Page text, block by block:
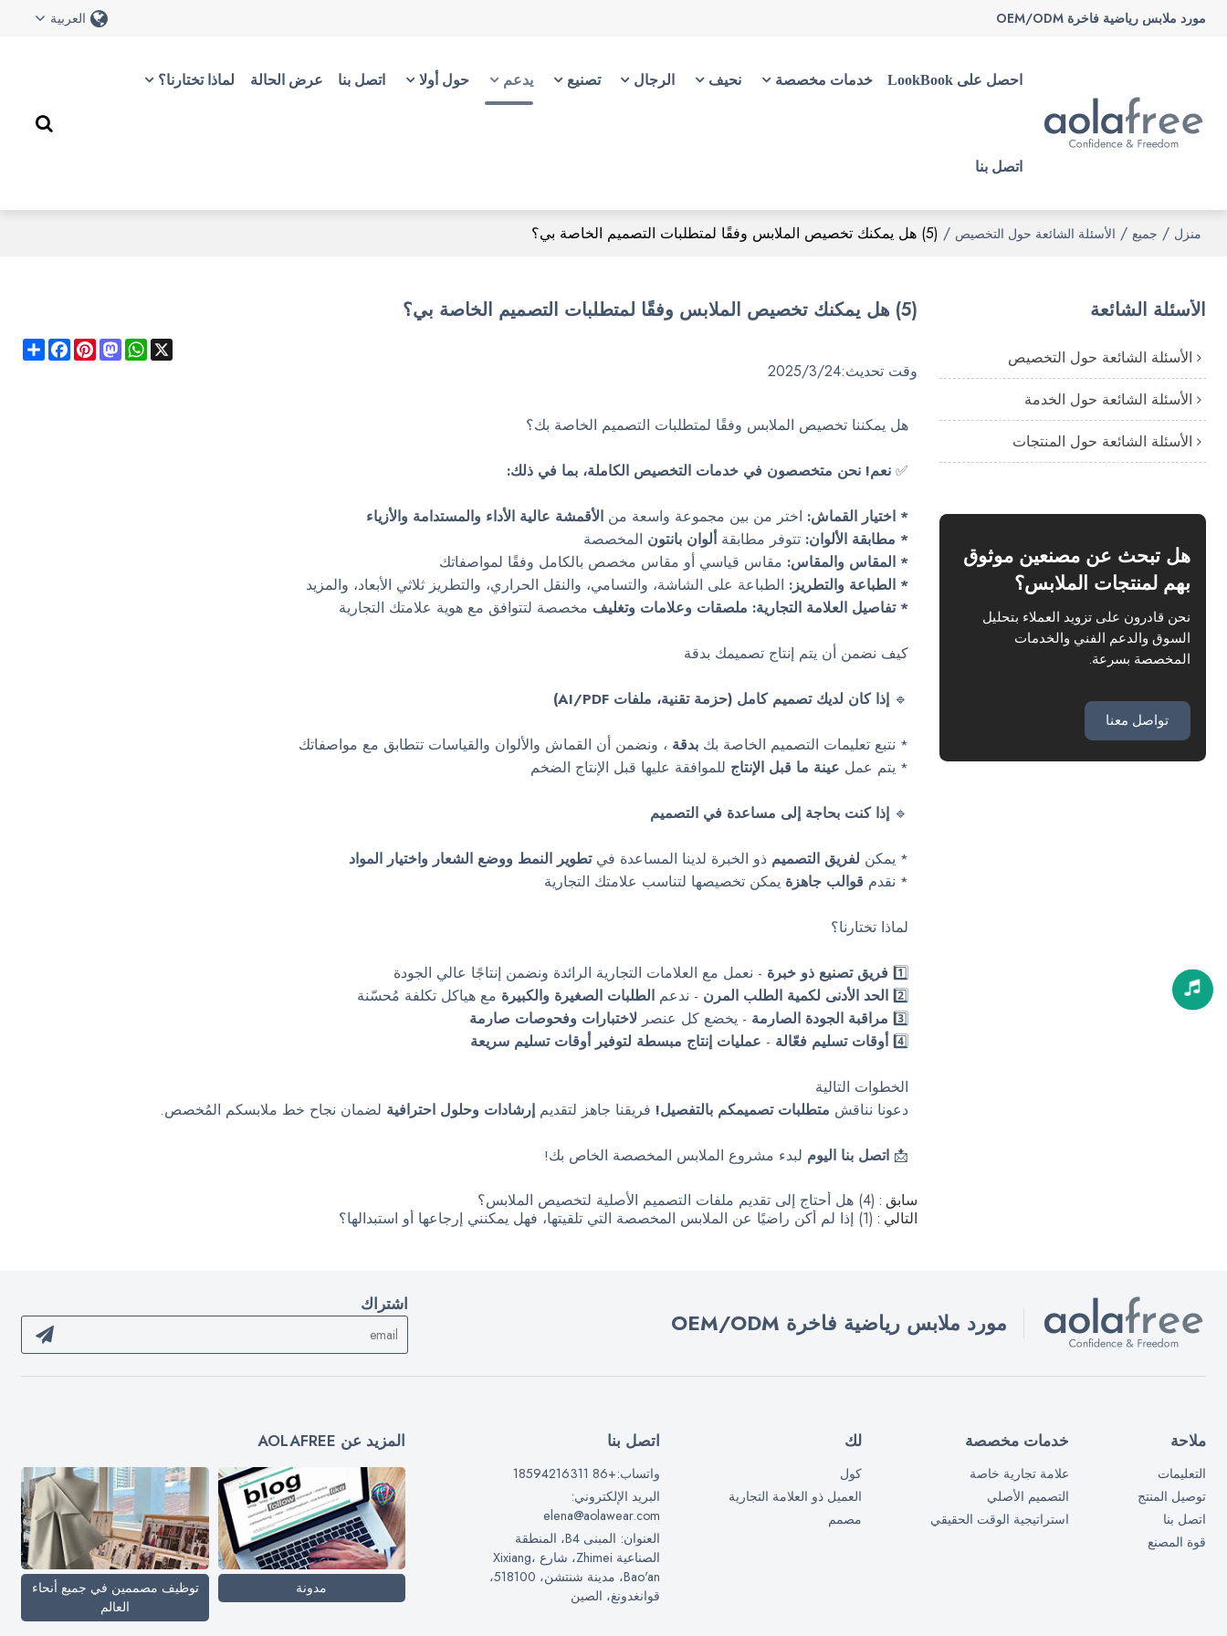
مورد ملابس رياضية فاخرة OEM/ODM العربية
احصل على LookBook خدمات مخصصة نحيف الرجال تصنيع يدعم حول أولا اتصل بنا عرض الحالة لماذا تختارنا؟
اتصل بنا
منزل / جميع / الأسئلة الشائعة حول التخصيص / (5) هل يمكنك تخصيص الملابس وفقًا لمتطلبات التصميم الخاصة بي؟
(5) هل يمكنك تخصيص الملابس وفقًا لمتطلبات التصميم الخاصة بي؟
Share
Facebook
Pinterest
Mastodon
WhatsApp
X
وقت تحديث:2025/3/24
هل يمكننا تخصيص الملابس وفقًا لمتطلبات التصميم الخاصة بك؟
✅ نعم! نحن متخصصون في خدمات التخصيص الكاملة، بما في ذلك:
* اختيار القماش: اختر من بين مجموعة واسعة من الأقمشة عالية الأداء والمستدامة والأزياء
* مطابقة الألوان: تتوفر مطابقةألوان بانتون المخصصة
* المقاس والمقاس: مقاس قياسي أو مقاس مخصص بالكامل وفقًا لمواصفاتك
* الطباعة والتطريز: الطباعة على الشاشة، والتسامي، والنقل الحراري، والتطريز ثلاثي الأبعاد، والمزيد
* تفاصيل العلامة التجارية: ملصقات وعلامات وتغليف مخصصة لتتوافق مع هوية علامتك التجارية
كيف نضمن أن يتم إنتاج تصميمك بدقة
🔹 إذا كان لديك تصميم كامل (حزمة تقنية، ملفات AI/PDF)
* نتبع تعليمات التصميم الخاصة بك بدقة ، ونضمن أن القماش والألوان والقياسات تتطابق مع مواصفاتك
* يتم عمل عينة ما قبل الإنتاج للموافقة عليها قبل الإنتاج الضخم
🔹 إذا كنت بحاجة إلى مساعدة في التصميم
* يمكن لفريق التصميم ذو الخبرة لدينا المساعدة فيتطوير النمط ووضع الشعار واختيار المواد
* نقدم قوالب جاهزة يمكن تخصيصها لتناسب علامتك التجارية
لماذا تختارنا؟
1️⃣ فريق تصنيع ذو خبرة - نعمل مع العلامات التجارية الرائدة ونضمن إنتاجًا عالي الجودة
2️⃣ الحد الأدنى لكمية الطلب المرن - ندعم الطلبات الصغيرة والكبيرة مع هياكل تكلفة مُحسّنة
3️⃣ مراقبة الجودة الصارمة - يخضع كل عنصر لاختبارات وفحوصات صارمة
4️⃣ أوقات تسليم فعّالة - عمليات إنتاج مبسطة لتوفير أوقات تسليم سريعة
الخطوات التالية
دعونا نناقش متطلبات تصميمكم بالتفصيل! فريقنا جاهز لتقديم إرشادات وحلول احترافية لضمان نجاح خط ملابسكم المُخصص.
📩 اتصل بنا اليوم لبدء مشروع الملابس المخصصة الخاص بك!
سابق (4) هل أحتاج إلى تقديم ملفات التصميم الأصلية لتخصيص الملابس؟
التالي
(1) إذا لم أكن راضيًا عن الملابس المخصصة التي تلقيتها، فهل يمكنني إرجاعها أو استبدالها؟
الأسئلة الشائعة
الأسئلة الشائعة حول التخصيص
الأسئلة الشائعة حول الخدمة
الأسئلة الشائعة حول المنتجات
هل تبحث عن مصنعين موثوق
بهم لمنتجات الملابس؟
نحن قادرون على تزويد العملاء بتحليل
السوق والدعم الفني والخدمات
المخصصة بسرعة.
تواصل معنا
مورد ملابس رياضية فاخرة OEM/ODM
اشتراك
ملاحة
التعليمات
توصيل المنتج
اتصل بنا
قوة المصنع
خدمات مخصصة
علامة تجارية خاصة
التصميم الأصلي
استراتيجية الوقت الحقيقي
لك
كول
العميل ذو العلامة التجارية
مصمم
اتصل بنا
واتساب:+86 18594216311
البريد الإلكتروني:
elena@aolawear.com
العنوان: المبنى B4، المنطقة
الصناعية Zhimei، شارع Xixiang،
Bao'an، مدينة شنتشن، 518100،
قوانغدونغ، الصين
المزيد عن AOLAFREE
مدونة
توظيف مصممين في جميع أنحاء
العالم